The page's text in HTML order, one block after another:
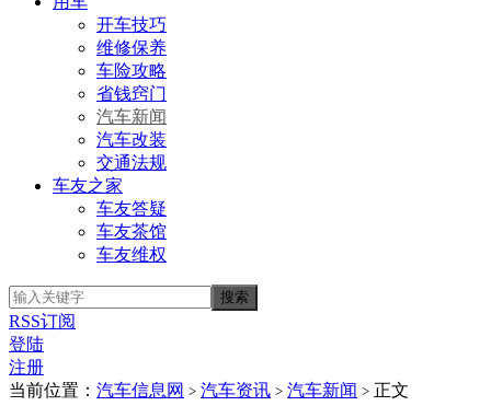
开车技巧
维修保养
车险攻略
省钱窍门
汽车新闻
汽车改装
交通法规
车友之家
车友答疑
车友茶馆
车友维权
RSS订阅
登陆
注册
当前位置： 汽车信息网 > 汽车资讯 > 汽车新闻 > 正文